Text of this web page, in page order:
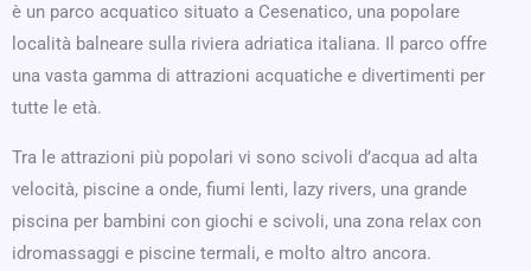
è un parco acquatico situato a Cesenatico, una popolare
località balneare sulla riviera adriatica italiana. Il parco offre
una vasta gamma di attrazioni acquatiche e divertimenti per
tutte le età.
Tra le attrazioni più popolari vi sono scivoli d’acqua ad alta
velocità, piscine a onde, fiumi lenti, lazy rivers, una grande
piscina per bambini con giochi e scivoli, una zona relax con
idromassaggi e piscine termali, e molto altro ancora.